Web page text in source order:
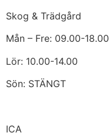
Skog & Trädgård
Mån – Fre: 09.00-18.00
Lör: 10.00-14.00
Sön: STÄNGT
ICA